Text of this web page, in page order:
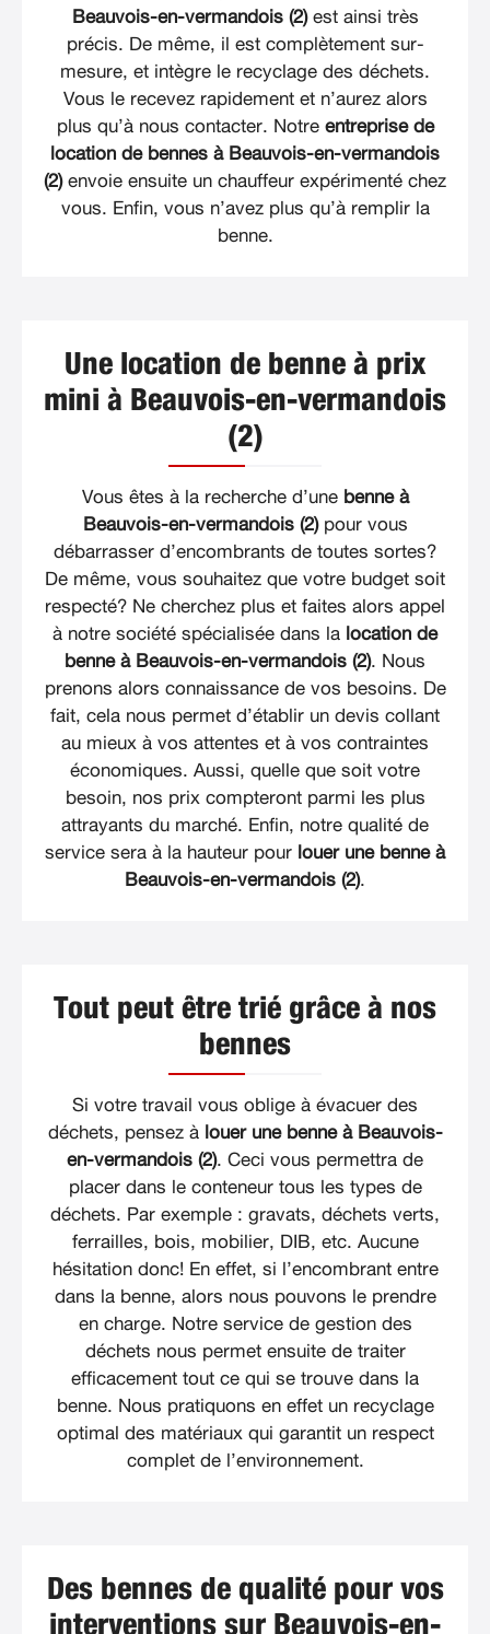
Beauvois-en-vermandois (2)est ainsi très
précis. De même, il est complètement sur-
mesure, et intègre le recyclage des déchets.
Vous le recevez rapidement et n’aurez alors
plus qu’à nous contacter. Notre entreprise de
location de bennes à Beauvois-en-vermandois
(2)envoie ensuite un chauffeur expérimenté chez
vous. Enfin, vous n’avez plus qu’à remplir la
benne.
Une location de benne à prix
mini à Beauvois-en-vermandois
(2)
Vous êtes à la recherche d’une benne à
Beauvois-en-vermandois (2)pour vous
débarrasser d’encombrants de toutes sortes?
De même, vous souhaitez que votre budget soit
respecté? Ne cherchez plus et faites alors appel
à notre société spécialisée dans la location de
benne à Beauvois-en-vermandois (2). Nous
prenons alors connaissance de vos besoins. De
fait, cela nous permet d’établir un devis collant
au mieux à vos attentes et à vos contraintes
économiques. Aussi, quelle que soit votre
besoin, nos prix compteront parmi les plus
attrayants du marché. Enfin, notre qualité de
service sera à la hauteur pour louer une benne à
Beauvois-en-vermandois (2).
Tout peut être trié grâce à nos
bennes
Si votre travail vous oblige à évacuer des
déchets, pensez à louer une benne à Beauvois-
en-vermandois (2). Ceci vous permettra de
placer dans le conteneur tous les types de
déchets. Par exemple : gravats, déchets verts,
ferrailles, bois, mobilier, DIB, etc. Aucune
hésitation donc! En effet, si l’encombrant entre
dans la benne, alors nous pouvons le prendre
en charge. Notre service de gestion des
déchets nous permet ensuite de traiter
efficacement tout ce qui se trouve dans la
benne. Nous pratiquons en effet un recyclage
optimal des matériaux qui garantit un respect
complet de l’environnement.
Des bennes de qualité pour vos
interventions sur Beauvois-en-